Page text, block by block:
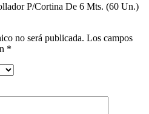
P/Cortina De 6 Mts. (60 Un.)
no será publicada. Los campos
*